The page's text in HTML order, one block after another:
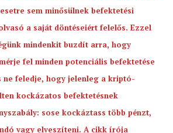
sem minősülnek befektetési
a saját döntéseiért felelős. Ezzel
mindenkit buzdít arra, hogy
fel minden potenciális befektetése
ne feledje, hogy jelenleg a kriptó-
kockázatos befektetésnek
sose kockáztass több pénzt,
vagy elveszíteni. A cikk írója